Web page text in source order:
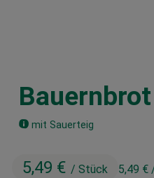
mit Sauerteig
5,49 € / Stück 5,49 €
Produkt zu Favouriten hinzufügen